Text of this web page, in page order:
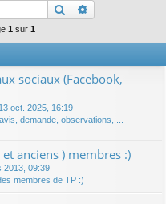
c
Rechercher
1 sur 1
sociaux (Facebook,
13 oct. 2025, 16:19
demande, observations, ...
anciens ) membres :)
2013, 09:39
membres de TP :)